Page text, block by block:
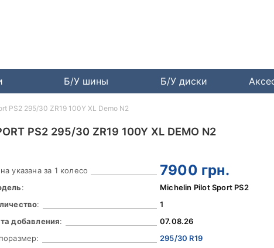
Б/У шины Б/У диски
PS2 295/30 ZR19 100Y XL DEMO N2
указана за 1 колесо 7900 грн.
:
Michelin Pilot Sport PS2
:
1
добавления:
07.08.26
295/30 R19
PS2 295/30 ZR19 100Y XL Demo N2